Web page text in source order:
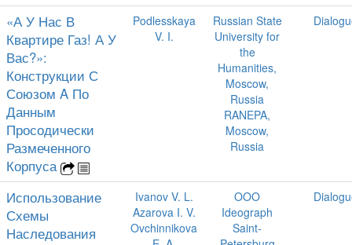
«А У Нас В
Квартире Газ! А У
Вас?»:
Конструкции С
Союзом A По
Данным
Просодически
Размеченного
Корпуса
Podlesskaya
V. I.
Russian State
University for
the
Humanities,
Moscow,
Russia
RANEPA,
Moscow,
Russia
Использование
Схемы
Наследования
Ivanov V. L.
Azarova I. V.
Ovchinnikova
OOO
Ideograph
Saint-